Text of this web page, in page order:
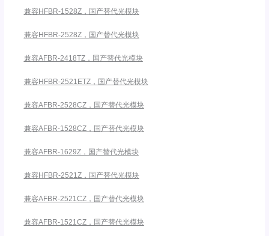
兼容HFBR-1528Z，国产替代光模块
兼容HFBR-2528Z，国产替代光模块
兼容AFBR-2418TZ，国产替代光模块
兼容HFBR-2521ETZ，国产替代光模块
兼容AFBR-2528CZ，国产替代光模块
兼容AFBR-1528CZ，国产替代光模块
兼容AFBR-1629Z，国产替代光模块
兼容HFBR-2521Z，国产替代光模块
兼容AFBR-2521CZ，国产替代光模块
兼容AFBR-1521CZ，国产替代光模块